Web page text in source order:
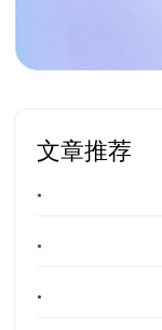
文章推荐
•
•
•